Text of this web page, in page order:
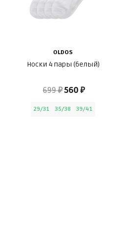
OLDOS
Носки 4 пары (белый)
699 ₽560 ₽
29/31 35/38 39/41